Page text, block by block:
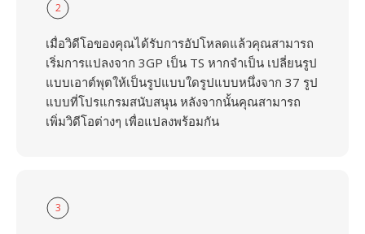
2
เมื่อวิดีโอของคุณได้รับการอัปโหลดแล้วคุณสามารถ
เริ่มการแปลงจาก 3GP เป็น TS หากจำเป็น เปลี่ยนรูป
แบบเอาต์พุตให้เป็นรูปแบบใดรูปแบบหนึ่งจาก 37 รูป
แบบที่โปรแกรมสนับสนุน หลังจากนั้นคุณสามารถ
เพิ่มวิดีโอต่างๆ เพื่อแปลงพร้อมกัน
3